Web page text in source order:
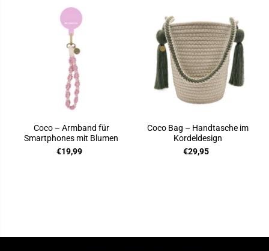
Coco – Armband für
Smartphones mit Blumen
€19,99
Coco Bag – Handtasche im
Kordeldesign
€29,95